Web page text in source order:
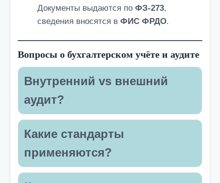
Документы выдаются по ФЗ-273,
сведения вносятся в ФИС ФРДО.
Вопросы о бухгалтерском учёте и аудите
Внутренний vs внешний
аудит?
Какие стандарты
применяются?